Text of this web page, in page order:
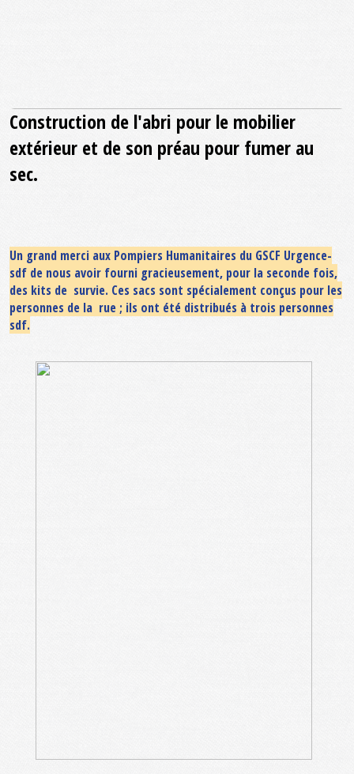
Construction de l'abri pour le mobilier
extérieur et de son préau pour fumer au
sec.
Un grand merci aux Pompiers Humanitaires du GSCF Urgence-
sdf de nous avoir fourni gracieusement, pour la seconde fois,
des kits de survie. Ces sacs sont spécialement conçus pour les
personnes de la rue ; ils ont été distribués à trois personnes
sdf.